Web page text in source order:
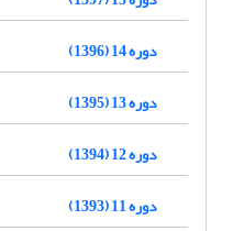
دوره 14 (1396)
دوره 13 (1395)
دوره 12 (1394)
دوره 11 (1393)